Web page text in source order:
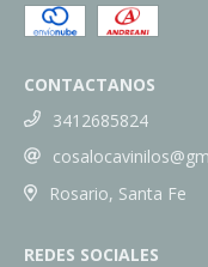
CONTACTANOS
3412685824
Rosario, Santa Fe
REDES SOCIALES